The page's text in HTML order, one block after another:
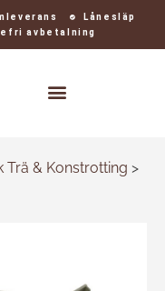
Lånesläp
avbetalning
Trä & Konstrotting >